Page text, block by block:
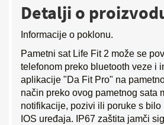
Detalji o
Informacije o poklonu.
Pametni sat Life Fit 2 može se
telefonom preko bluetooth veze i
aplikacije "Da Fit Pro" na
način preko ovog pametnog sata
notifikacije, pozivi ili poruke s bilo
IOS uređaja. IP67 zaštita jamči